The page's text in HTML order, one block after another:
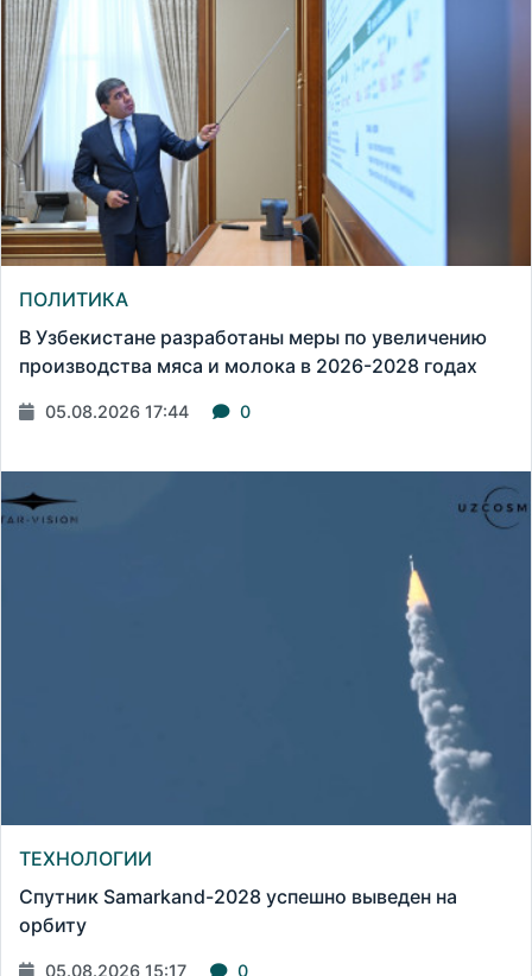
ПОЛИТИКА
В Узбекистане разработаны меры по увеличению
производства мяса и молока в 2026-2028 годах
05.08.2026 17:44 0
ТЕХНОЛОГИИ
Спутник Samarkand-2028 успешно выведен на
орбиту
05.08.2026 15:17 0